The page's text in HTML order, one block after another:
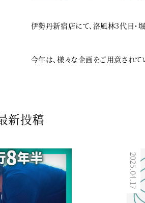
伊勢丹新宿店にて、洛風林3代目・
今年は、様々な企画をご用意されて
新投稿
2025.04.17
2023.01.31